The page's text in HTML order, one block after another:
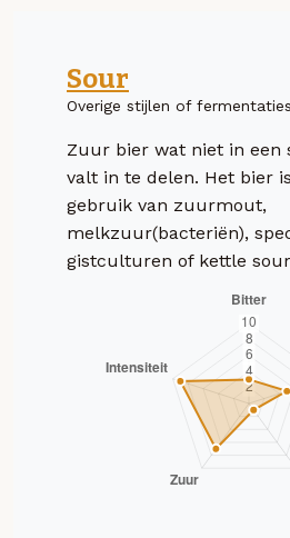
Sour
Overige stijlen of fermentaties
Zuur bier wat niet in een
valt in te delen. Het bier
gebruik van zuurmout,
melkzuur(bacteriën),
gistculturen of kettle